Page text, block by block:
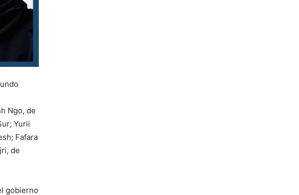
Ngo, de
Yurii
Fafara
de
gobierno